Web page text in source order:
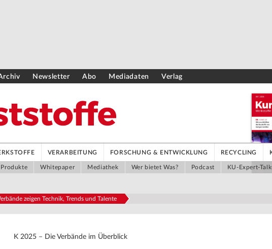
Newsletter Abo Mediadaten Verlag
VERARBEITUNG FORSCHUNG & ENTWICKLUNG RECYCLING
Produkte Whitepaper Mediathek Wer bietet Was? Podcast KU-Expert-
zeigen Technik, Trends und Talente
K 2025 – Die Verbände im Überblick